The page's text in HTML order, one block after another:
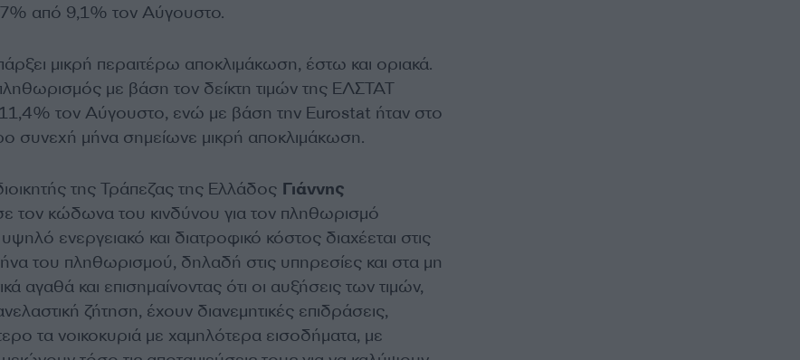
από 9,1% τον Αύγουστο.
μικρή περαιτέρω αποκλιμάκωση, έστω και οριακά.
με βάση τον δείκτη τιμών της ΕΛΣΤΑΤ
τον Αύγουστο, ενώ με βάση την Eurostat ήταν στο
συνεχή μήνα σημείωνε μικρή αποκλιμάκωση.
της Τράπεζας της Ελλάδος Γιάννης
τον κώδωνα του κινδύνου για τον πληθωρισμό
ενεργειακό και διατροφικό κόστος διαχέεται στις
του πληθωρισμού, δηλαδή στις υπηρεσίες και στα μη
αγαθά και επισημαίνοντας ότι οι αυξήσεις των τιμών,
ζήτηση, έχουν διανεμητικές επιδράσεις,
τα νοικοκυριά με χαμηλότερα εισοδήματα, με